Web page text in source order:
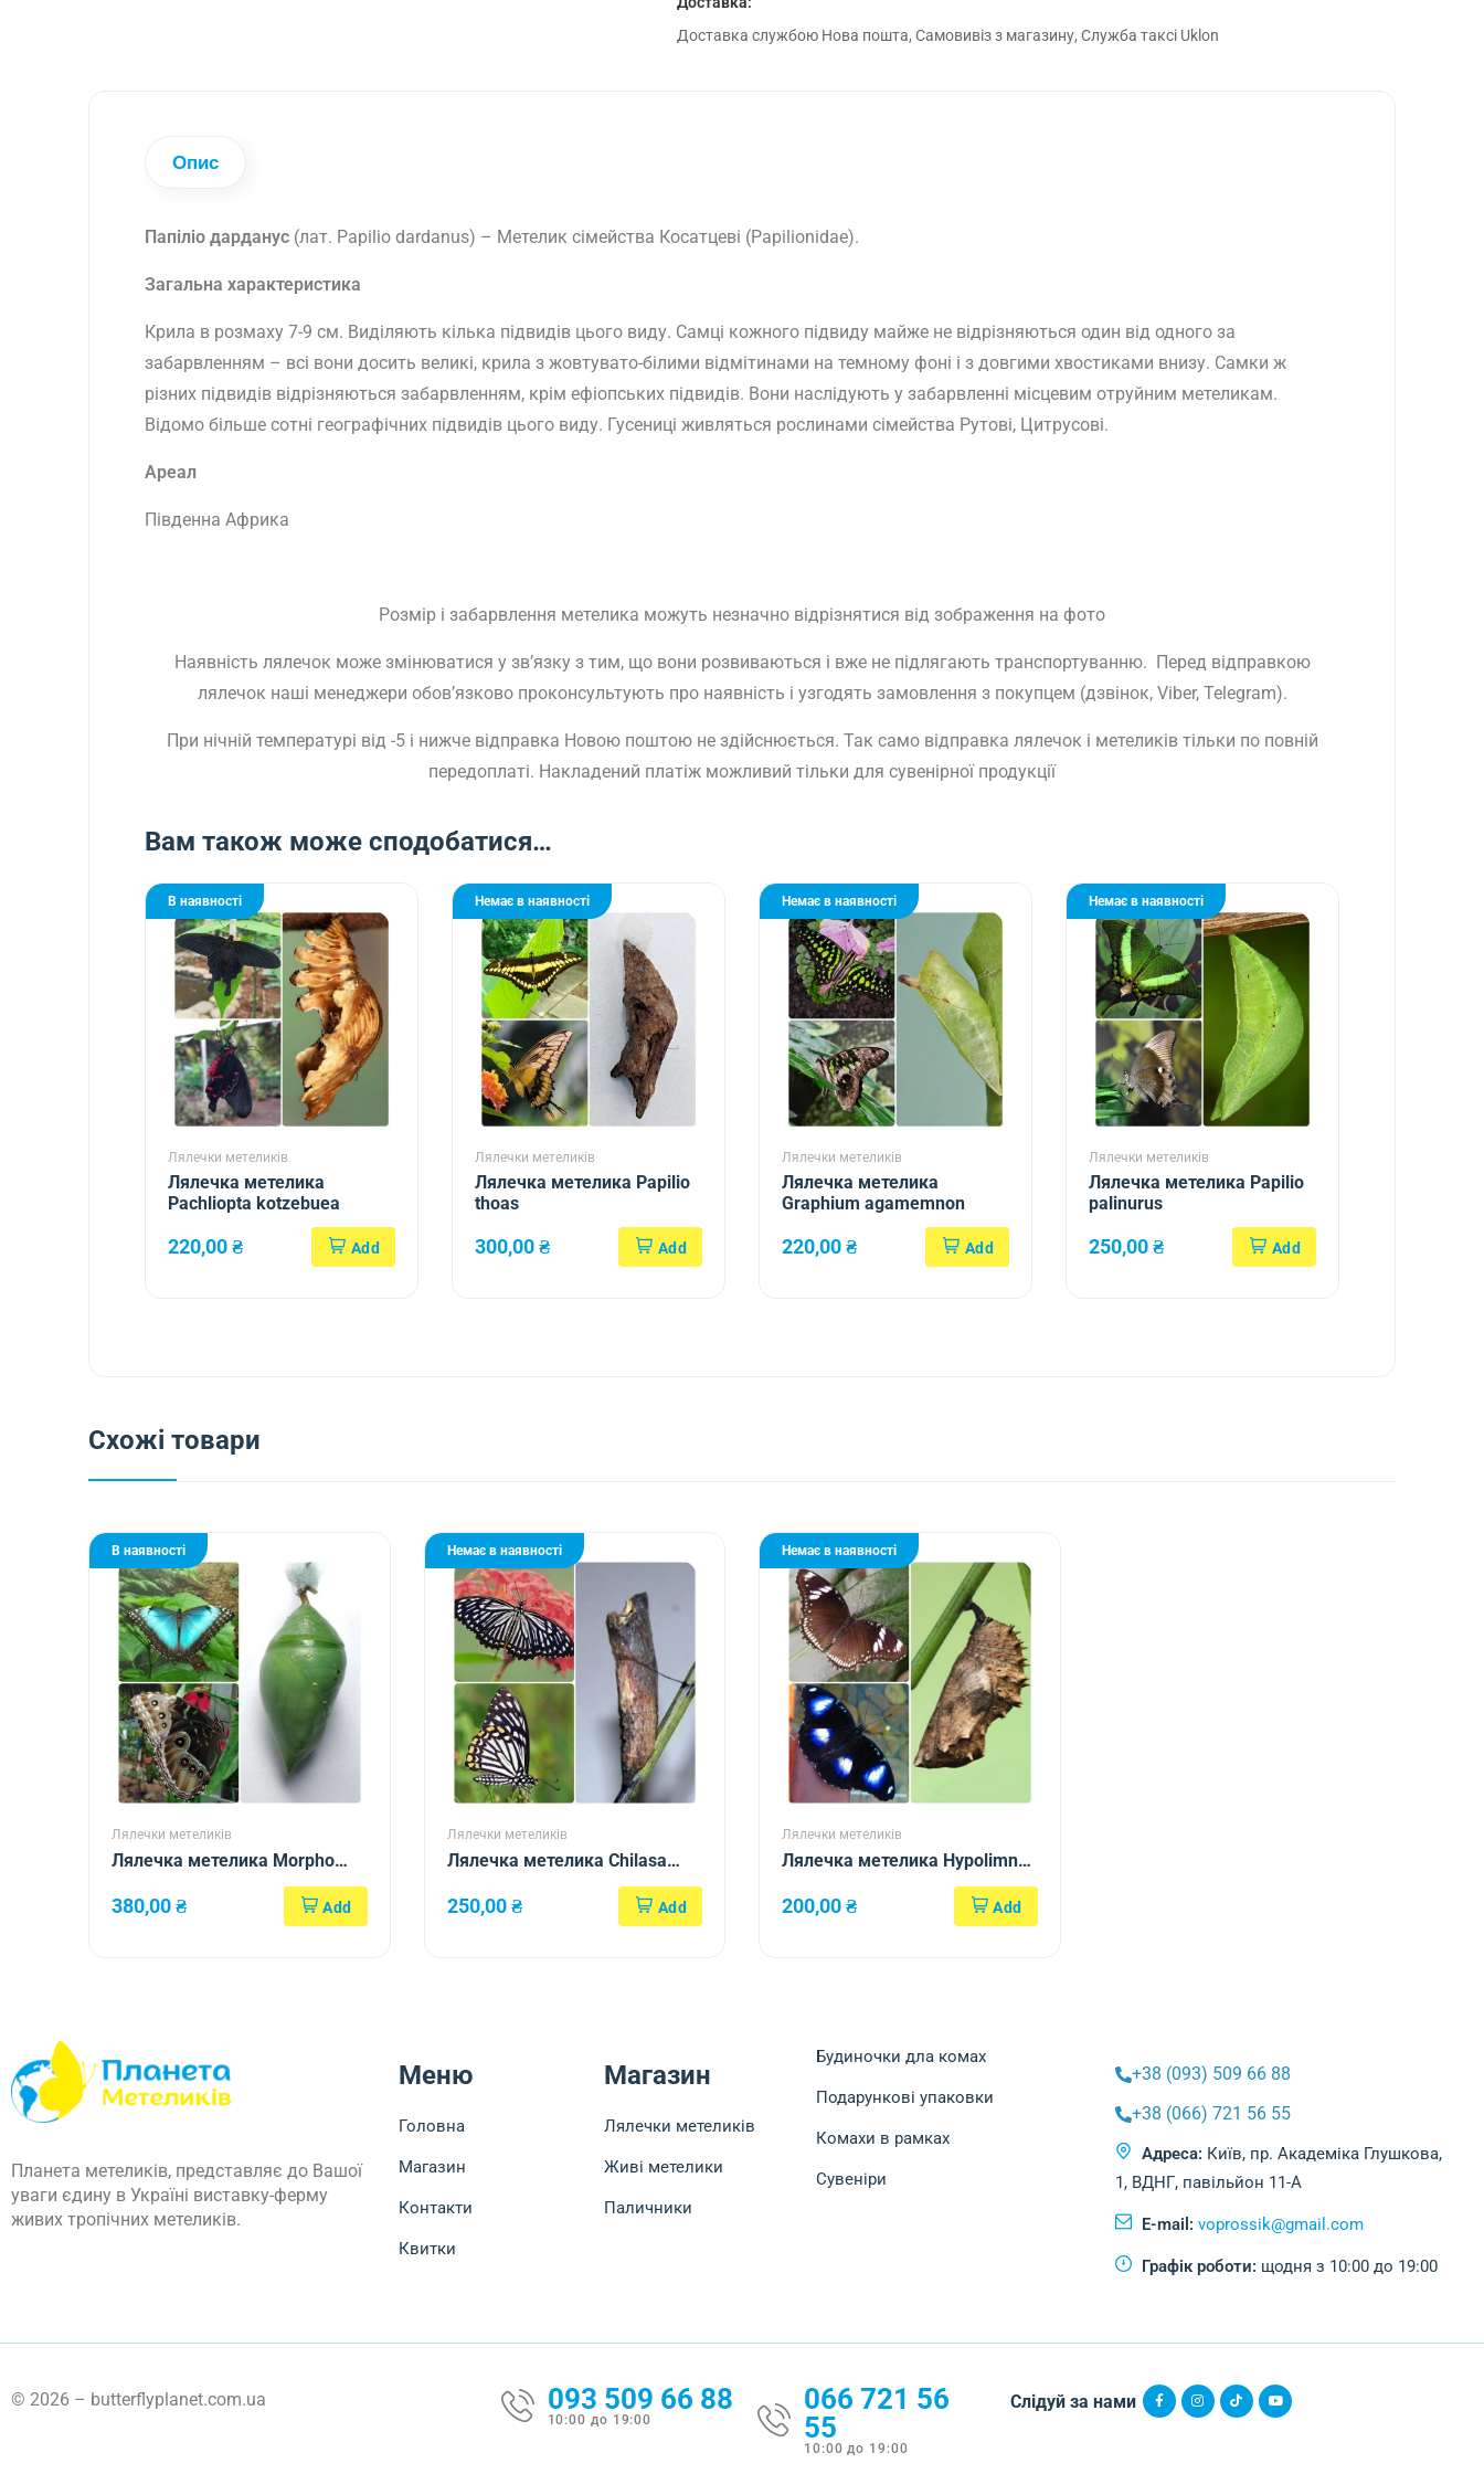
Доставка службою Нова пошта, Самовивіз з магазину, Служба таксі Uklon
Опис
Папіліо дарданус (лат. Papilio dardanus) – Метелик сімейства Косатцеві (Papilionidae).
Загальна характеристика
Крила в розмаху 7-9 см. Виділяють кілька підвидів цього виду. Самці кожного підвиду майже не відрізняються один від одного за
забарвленням – всі вони досить великі, крила з жовтувато-білими відмітинами на темному фоні і з довгими хвостиками внизу. Самки ж
різних підвидів відрізняються забарвленням, крім ефіопських підвидів. Вони наслідують у забарвленні місцевим отруйним метеликам.
Відомо більше сотні географічних підвидів цього виду. Гусениці живляться рослинами сімейства Рутові, Цитрусові.
Ареал
Південна Африка
Розмір і забарвлення метелика можуть незначно відрізнятися від зображення на фото
Наявність лялечок може змінюватися у зв’язку з тим, що вони розвиваються і вже не підлягають транспортуванню. Перед відправкою
лялечок наші менеджери обов’язково проконсультують про наявність і узгодять замовлення з покупцем (дзвінок, Viber, Telegram).
При нічній температурі від -5 і нижче відправка Новою поштою не здійснюється. Так само відправка лялечок і метеликів тільки по повній
передоплаті. Накладений платіж можливий тільки для сувенірної продукції
Вам також може сподобатися…
В наявності
Лялечки метеликів
Лялечка метелика
Pachliopta kotzebuea
220,00₴
Немає в наявності
Лялечки метеликів
Лялечка метелика Papilio
thoas
300,00₴
Немає в наявності
Лялечки метеликів
Лялечка метелика
Graphium agamemnon
220,00₴
Немає в наявності
Лялечки метеликів
Лялечка метелика Papilio
palinurus
250,00₴
Схожі товари
В наявності
Лялечки метеликів
Лялечка метелика Morpho
helenor ssp Carillensis
380,00₴
Немає в наявності
Лялечки метеликів
Лялечка метелика Chilasa
250,00₴
Немає в наявності
Лялечки метеликів
Лялечка метелика Hypolimnas
200,00₴
Планета метеликів, представляє до Вашої
уваги єдину в Україні виставку-ферму
живих тропічних метеликів.
Меню
Головна
Магазин
Контакти
Квитки
Магазин
Лялечки метеликів
Живі метелики
Паличники
Будиночки дла комах
Подарункові упаковки
Комахи в рамках
Сувеніри
+38 (093) 509 66 88
+38 (066) 721 56 55
Адреса: Київ, пр. Академіка Глушкова,
1, ВДНГ, павільйон 11-А
E-mail: voprossik@gmail.com
Графік роботи: щодня з 10:00 до 19:00
© 2026 – butterflyplanet.com.ua 093 509 66 88
10:00 до 19:00
066 721 56
55
10:00 до 19:00
Слідуй за нами